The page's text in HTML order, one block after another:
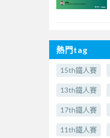
熱門tag
15th鐵人賽
13th鐵人賽
17th鐵人賽
11th鐵人賽